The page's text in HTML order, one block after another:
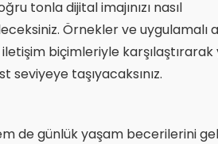
tonla dijital imajınızı nasıl
Örnekler ve uygulamalı
biçimleriyle karşılaştırarak
taşıyacaksınız.
de günlük yaşam becerilerini